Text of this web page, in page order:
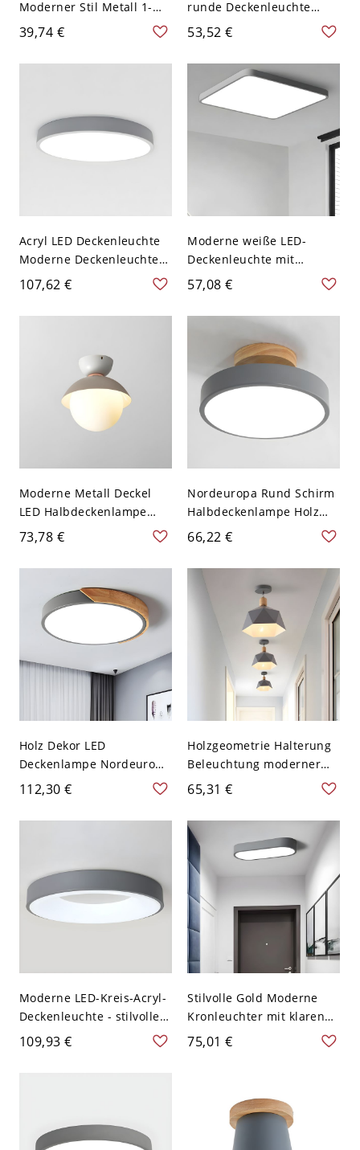
Moderner Stil Metall 1-
Licht Deckenmontierte
Leuchte - 110V-120V Grau
8,89 cm Weißlicht
39,74 €
runde Deckenleuchte
Acryl Deckenlicht für
Wohnzimmer - Grau 110V-
120V 30,48 cm Weißlicht
53,52 €
Acryl LED Deckenleuchte
Moderne Deckenleuchte -
Grau 110V-120V 30,48 cm
Rund
107,62 €
Moderne weiße LED-
Deckenleuchte mit
Acrylschirm - 1-Licht,
16x16 Zoll - Grau 110V-
120V Weißlicht
57,08 €
Moderne Metall Deckel
LED Halbdeckenlampe
Kugel Schirm Macaron
Farbe 1-Kopf
Deckenleuchte - Grau
73,78 €
Nordeuropa Rund Schirm
Halbdeckenlampe Holz
Baldachin Macaron Farbe
LED 1-Licht Deckenleuchte
- Grau 110V-120V
66,22 €
Holz Dekor LED
Deckenlampe Nordeuropa
Rund Acryl Schirm
Macaron Farbe 1-Kopf
Deckenleuchte - Grau
112,30 €
Holzgeometrie Halterung
Beleuchtung moderner
Stil 1 Glühbirne
metallische
Deckenleuchte - 110V-
120V Grau
65,31 €
Moderne LED-Kreis-Acryl-
Deckenleuchte - stilvolle
Beleuchtung mit SMD-
Lampen - 110V-120V 30,48
109,93 €
Stilvolle Gold Moderne
Kronleuchter mit klaren
Glasschirmen - Perfekt für
den Wohngebrauch -
75,01 €